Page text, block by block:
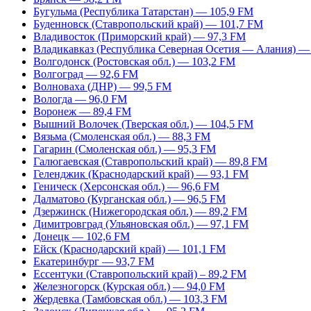
Бугульма (Республика Татарстан) — 105,9 FM
Буденновск (Ставропольский край) — 101,7 FM
Владивосток (Приморский край) — 97,3 FM
Владикавказ (Республика Северная Осетия — Алания)
Волгодонск (Ростовская обл.) — 103,2 FM
Волгоград — 92,6 FM
Волноваха (ДНР) — 99,5 FM
Вологда — 96,0 FM
Воронеж — 89,4 FM
Вышний Волочек (Тверская обл.) — 104,5 FM
Вязьма (Смоленская обл.) — 88,3 FM
Гагарин (Смоленская обл.) — 95,3 FM
Галюгаевская (Ставропольский край) — 89,8 FM
Геленджик (Краснодарский край) — 93,1 FM
Геническ (Херсонская обл.) — 96,6 FM
Далматово (Курганская обл.) — 96,5 FM
Дзержинск (Нижегородская обл.) — 89,2 FM
Димитровград (Ульяновская обл.) — 97,1 FM
Донецк — 102,6 FM
Ейск (Краснодарский край) — 101,1 FM
Екатеринбург — 93,7 FM
Ессентуки (Ставропольский край) – 89,2 FM
Железногорск (Курская обл.) — 94,0 FM
Жердевка (Тамбовская обл.) — 103,3 FM